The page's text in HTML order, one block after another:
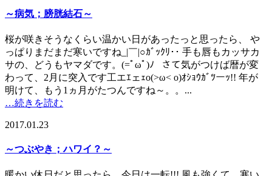
～病気；膀胱結石～
桜が咲きそうなくらい温かい日があったっと思ったら、 や
っぱりまだまだ寒いですね_|￣|○ｶﾞｯｸﾘ･･ 手も唇もカッサカ
サの、どうもヤマダです。(=ﾟωﾟ)ﾉ さて気がつけば暦が変
わって、2月に突入です工エｴェｪo(>ω< o)ｵｼｮｳｶﾞﾂーｯ!! 年が
明けて、もう1ヵ月がたつんですね～。。...
…続きを読む
2017.01.23
～つぶやき；ハワイ？～